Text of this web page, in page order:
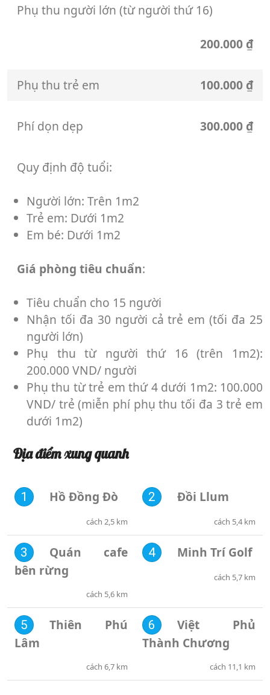
Phụ thu người lớn (từ người thứ 16)
200.000 ₫
Phụ thu trẻ em 100.000 ₫
Phí dọn dẹp 300.000 ₫
Quy định độ tuổi:
Người lớn: Trên 1m2
Trẻ em: Dưới 1m2
Em bé: Dưới 1m2
Giá phòng tiêu chuẩn:
Tiêu chuẩn cho 15 người
Nhận tối đa 30 người cả trẻ em (tối đa 25
người lớn)
Phụ thu từ người thứ 16 (trên 1m2):
200.000 VND/ người
Phụ thu từ trẻ em thứ 4 dưới 1m2: 100.000
VND/ trẻ (miễn phí phụ thu tối đa 3 trẻ em
dưới 1m2)
Địa điểm xung quanh
1 Hồ Đồng Đò
cách 2,5 km
2 Đồi Llum
cách 5,4 km
3
Quán cafe
bên rừng
cách 5,6 km
4 Minh Trí Golf
cách 5,7 km
5
Thiên Phú
Lâm
cách 6,7 km
6
Việt Phủ
Thành Chương
cách 11,1 km